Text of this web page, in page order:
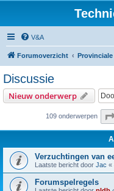
V&A
Forumoverzicht
Discussie
Nieuw onderwerp
109 onderwerpen
Verzuchtingen van
Laatste bericht door Jac «
Forumspelregels